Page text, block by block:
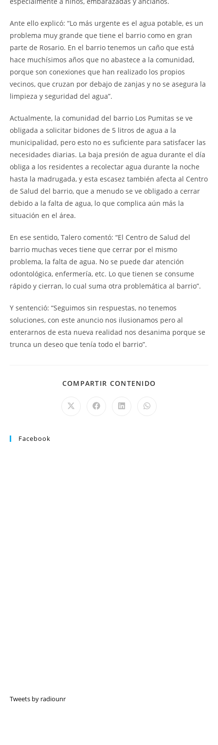
Ante ello explicó: “Lo más urgente es el agua potable, es un
problema muy grande que tiene el barrio como en gran
parte de Rosario. En el barrio tenemos un caño que está
hace muchísimos años que no abastece a la comunidad,
porque son conexiones que han realizado los propios
vecinos, que cruzan por debajo de zanjas y no se asegura la
limpieza y seguridad del agua”.
Actualmente, la comunidad del barrio Los Pumitas se ve
obligada a solicitar bidones de 5 litros de agua a la
municipalidad, pero esto no es suficiente para satisfacer las
necesidades diarias. La baja presión de agua durante el día
obliga a los residentes a recolectar agua durante la noche
hasta la madrugada, y esta escasez también afecta al Centro
de Salud del barrio, que a menudo se ve obligado a cerrar
debido a la falta de agua, lo que complica aún más la
situación en el área.
En ese sentido, Talero comentó: “El Centro de Salud del
barrio muchas veces tiene que cerrar por el mismo
problema, la falta de agua. No se puede dar atención
odontológica, enfermería, etc. Lo que tienen se consume
rápido y cierran, lo cual suma otra problemática al barrio”.
Y sentenció: “Seguimos sin respuestas, no tenemos
soluciones, con este anuncio nos ilusionamos pero al
enterarnos de esta nueva realidad nos desanima porque se
trunca un deseo que tenía todo el barrio”.
COMPARTIR CONTENIDO
Facebook
Tweets by radiounr